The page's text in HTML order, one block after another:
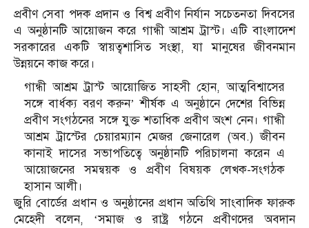
প্রবীণ সেবা পদক প্রদান ও বিশ্ব প্রবীণ নির্যান সচেতনতা দিবসের
এ অনুষ্ঠানটি আয়োজন করে গান্ধী আশ্রম ট্রাস্ট। এটি বাংলাদেশ
সরকারের একটি স্বায়ত্বশাসিত সংস্থা, যা মানুষের জীবনমান
উন্নয়নে কাজ করে।
গান্ধী আশ্রম ট্রাস্ট আয়োজিত সাহসী হোন, আত্মবিশ্বাসের
সঙ্গে বার্ধক্য বরণ করুন’ শীর্ষক এ অনুষ্ঠানে দেশের বিভিন্ন
প্রবীণ সংগঠনের সঙ্গে যুক্ত শতাধিক প্রবীণ অংশ নেন। গান্ধী
আশ্রম ট্রাস্টের চেয়ারম্যান মেজর জেনারেল (অব.) জীবন
কানাই দাসের সভাপতিত্বে অনুষ্ঠানটি পরিচালনা করেন এ
আয়োজনের সমন্বয়ক ও প্রবীণ বিষয়ক লেখক-সংগঠক
হাসান আলী।
জুরি বোর্ডের প্রধান ও অনুষ্ঠানের প্রধান অতিথি সাংবাদিক ফারুক
মেহেদী বলেন, ‘সমাজ ও রাষ্ট্র গঠনে প্রবীণদের অবদান